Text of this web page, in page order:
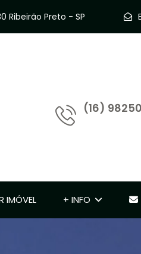
Ribeirão Preto - SP
(16)
IMÓVEL + INFO